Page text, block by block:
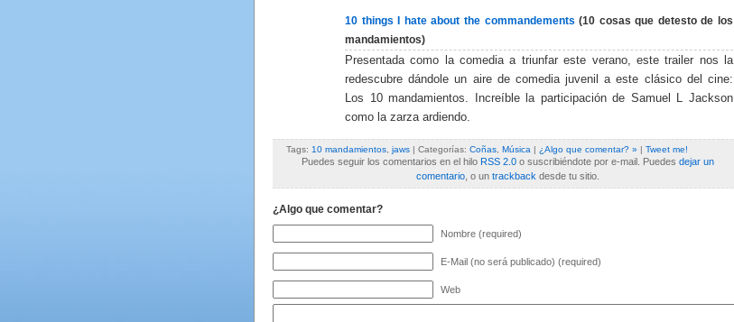
10 things I hate about the commandements (10 cosas que detesto de los
mandamientos)
Presentada como la comedia a triunfar este verano, este trailer nos la
redescubre dándole un aire de comedia juvenil a este clásico del cine:
Los 10 mandamientos. Increíble la participación de Samuel L Jackson
como la zarza ardiendo.
Tags: 10 mandamientos jaws | Categorías: Coñas Música | ¿Algo que comentar? » | Tweet me!
Puedes seguir los comentarios en el hilo RSS 2.0o suscribiéndote por e-mail. Puedes dejar un
comentario, o un trackback desde tu sitio.
¿Algo que comentar?
Nombre (required)
E-Mail (no será publicado) (required)
Web